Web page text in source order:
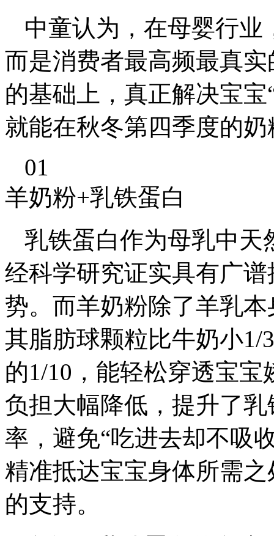
中童认为，在母婴行
而是消费者最高频最真
的基础上，真正解决宝
就能在秋冬第四季度的
01
羊奶粉+乳铁蛋白
乳铁蛋白作为母乳中天
经科学研究证实具有广
势。而羊奶粉除了羊乳
其脂肪球颗粒比牛奶小1/
的1/10，能轻松穿透宝
负担大幅降低，提升了
率，避免“吃进去却不吸
精准抵达宝宝身体所需
的支持。